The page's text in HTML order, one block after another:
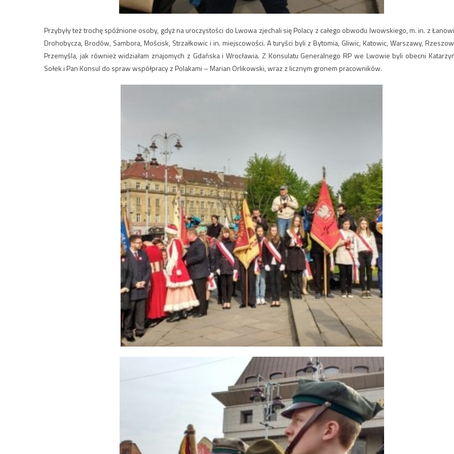
Przybyły też trochę spóźnione osoby, gdyż na uroczystości do Lwowa zjechali się Polacy z całego obwodu lwowskiego, m. in. z
Drohobycza, Brodów, Sambora, Mościsk, Strzałkowic i in. miejscowości. A turyści byli z Bytomia, Gliwic, Katowic, Warszawy,
Przemyśla, jak również widziałam znajomych z Gdańska i Wrocławia. Z Konsulatu Generalnego RP we Lwowie byli obecni
Sołek i Pan Konsul do spraw współpracy z Polakami – Marian Orlikowski, wraz z licznym gronem pracowników.